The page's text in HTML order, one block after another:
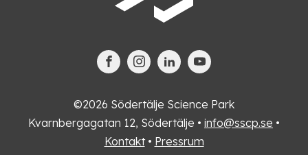
©2026 Södertälje Science Park
Kvarnbergagatan 12, Södertälje • info@sscp.se •
Kontakt• Pressrum